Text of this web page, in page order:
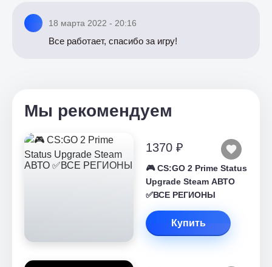
18 марта 2022 - 20:16
Все работает, спасибо за игру!
Мы рекомендуем
1370 ₽
🎮 CS:GO 2 Prime Status
Upgrade Steam АВТО
✅ВСЕ РЕГИОНЫ
Купить